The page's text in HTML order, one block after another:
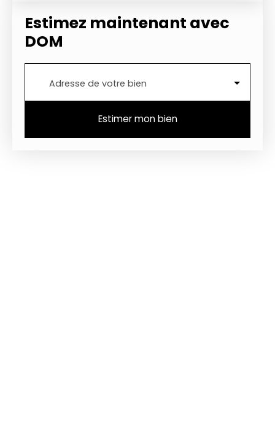
Estimez maintenant avec
DOM
Adresse de votre bien
Estimer mon bien